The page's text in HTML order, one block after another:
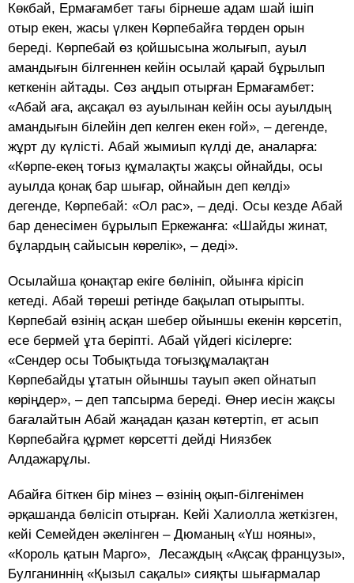
Көкбай, Ермағамбет тағы бірнеше адам шай ішіп
отыр екен, жасы үлкен Көрпебайға төрден орын
береді. Көрпебай өз қойшысына жолығып, ауыл
амандығын білгеннен кейін осылай қарай бұрылып
кеткенін айтады. Сөз аңдып отырған Ермағамбет:
«Абай аға, ақсақал өз ауылынан кейін осы ауылдың
амандығын білейін деп келген екен ғой», – дегенде,
жұрт ду күлісті. Абай жымиып күлді де, аналарға:
«Көрпе-екең тоғыз құмалақты жақсы ойнайды, осы
ауылда қонақ бар шығар, ойнайын деп келді»
дегенде, Көрпебай: «Ол рас», – деді. Осы кезде Абай
бар денесімен бұрылып Еркежанға: «Шайды жинат,
бұлардың сайысын көрелік», – деді».
Осылайша қонақтар екіге бөлініп, ойынға кірісіп
кетеді. Абай төреші ретінде бақылап отырыпты.
Көрпебай өзінің асқан шебер ойыншы екенін көрсетіп,
есе бермей ұта беріпті. Абай үйдегі кісілерге:
«Сендер осы Тобықтыда тоғызқұмалақтан
Көрпебайды ұтатын ойыншы тауып әкеп ойнатып
көріңдер», – деп тапсырма береді. Өнер иесін жақсы
бағалайтын Абай жаңадан қазан көтертіп, ет асып
Көрпебайға құрмет көрсетті дейді Ниязбек
Алдажарұлы.
Абайға біткен бір мінез – өзінің оқып-білгенімен
әрқашанда бөлісіп отырған. Кейі Халиолла жеткізген,
кейі Семейден әкелінген – Дюманың «Үш нояны»,
«Король қатын Марго», Лесаждың «Ақсақ французы»,
Булганиннің «Қызыл сақалы» сияқты шығармалар